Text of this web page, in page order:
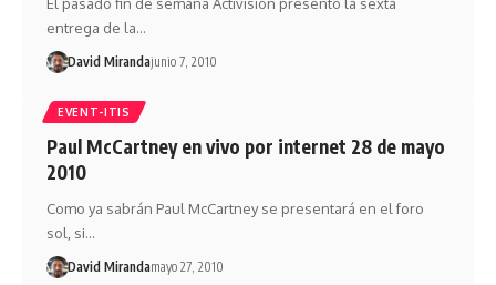
entrega de la…
David Mirandajunio 7, 2010
EVENT-ITIS
Paul McCartney en vivo por internet 28 de mayo
2010
Como ya sabrán Paul McCartney se presentará en el foro
sol, si…
David Mirandamayo 27, 2010